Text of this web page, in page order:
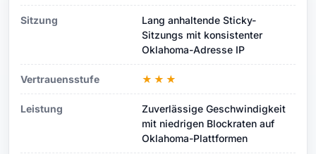
Sitzung
Lang anhaltende Sticky-
Sitzungs mit konsistenter
Oklahoma-Adresse IP
Vertrauensstufe ★★★
Leistung
Zuverlässige Geschwindigkeit
mit niedrigen Blockraten auf
Oklahoma-Plattformen